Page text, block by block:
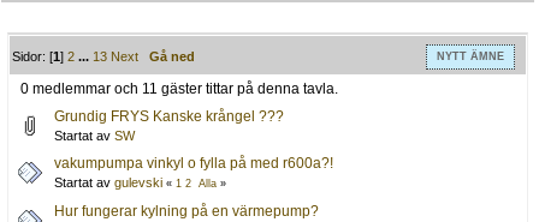
Sidor: [1]2 ... 13 Next Gå ned NYTT ÄMNE
0 medlemmar och 11 gäster tittar på denna tavla.
Grundig FRYS Kanske krångel ???
Startat av SW
vakumpumpa vinkyl o fylla på med r600a?!
Startat av gulevski « 1 2 Alla »
Hur fungerar kylning på en värmepump?